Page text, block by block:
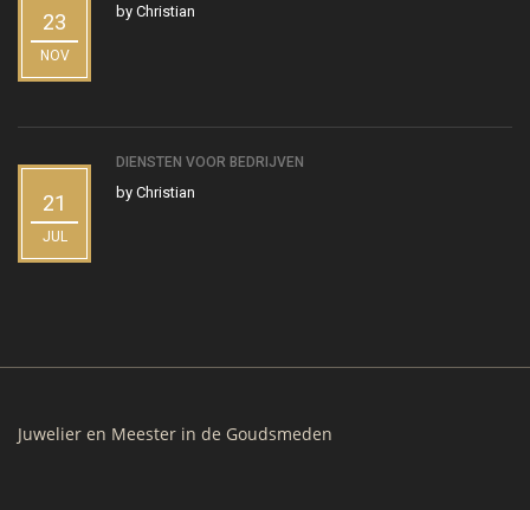
23
NOV
by Christian
21
JUL
DIENSTEN VOOR BEDRIJVEN
by Christian
Juwelier en Meester in de Goudsmeden